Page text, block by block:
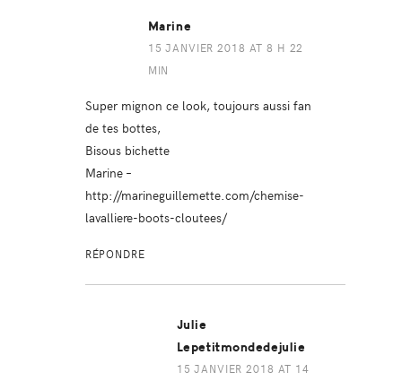
Marine
15 JANVIER 2018 AT 8 H 22
MIN
Super mignon ce look, toujours aussi fan
de tes bottes,
Bisous bichette
Marine –
http://marineguillemette.com/chemise-
lavalliere-boots-cloutees/
RÉPONDRE
Julie
Lepetitmondedejulie
15 JANVIER 2018 AT 14